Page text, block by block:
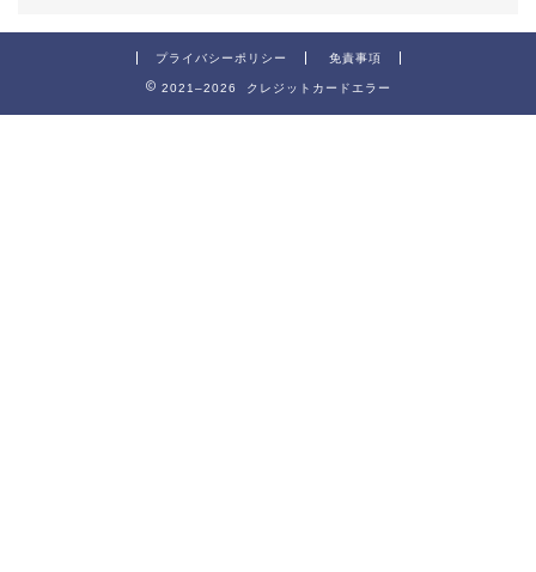
プライバシーポリシー 免責事項
2021–2026 クレジットカードエラー